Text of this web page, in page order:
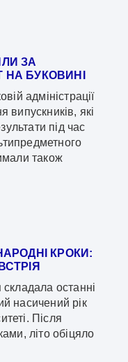
ЗА
БУКОВИНІ
адміністрації
випускників, які
під час
також
КРОКИ:
останні
насичений рік
Після
літо обіцяло